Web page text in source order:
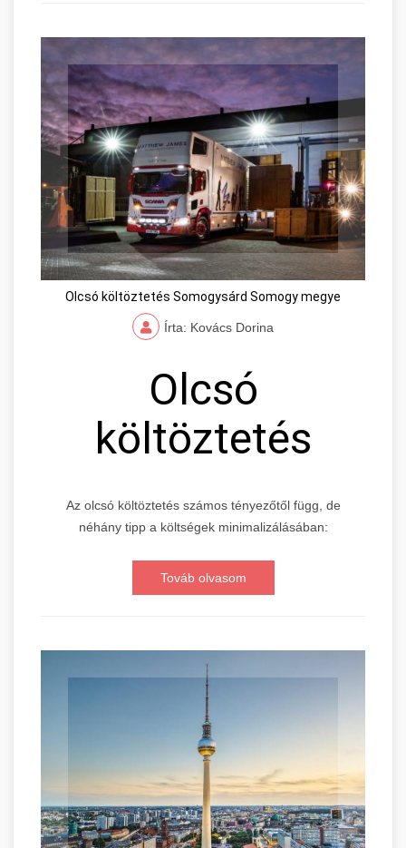
Olcsó költöztetés Somogysárd Somogy megye
Írta: Kovács Dorina
Olcsó
költöztetés
Az olcsó költöztetés számos tényezőtől függ, de
néhány tipp a költségek minimalizálásában:
Továb olvasom